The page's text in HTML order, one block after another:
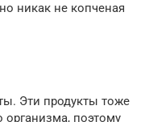
никак не копченая
Эти продукты тоже
организма, поэтому